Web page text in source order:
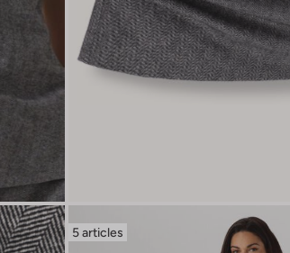
5 articles